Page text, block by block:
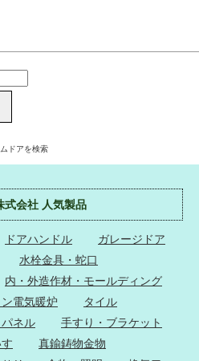
ドアを検索
式会社 人気製品
ドアハンドル
ガレージドア
水栓金具・蛇口
内・外造作材・モールディング
電気暖炉
タイル
ネル
手すり・ブラケット
真鍮鋳物金物